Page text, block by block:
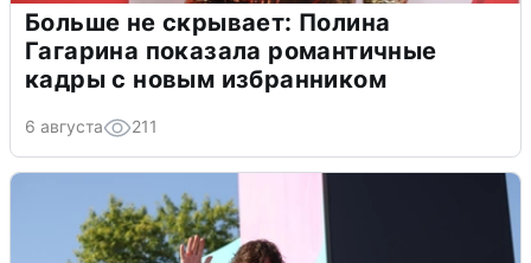
Больше не скрывает: Полина
Гагарина показала романтичные
кадры с новым избранником
6 августа 211